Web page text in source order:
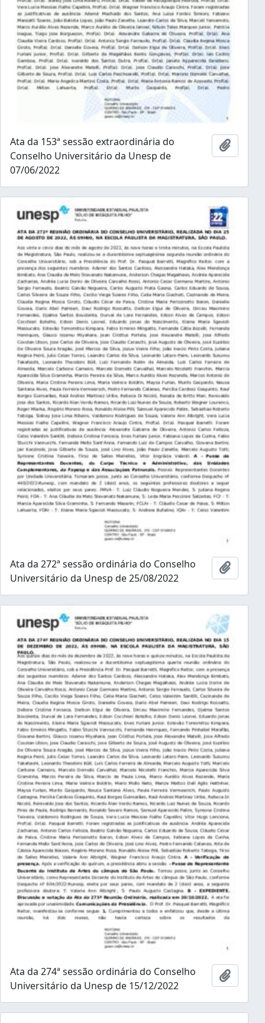
Ata da 153ª sessão extraordinária do
Conselho Universitário da Unesp de
07/06/2022
Ata da 272ª sessão ordinária do Conselho
Universitário da Unesp de 25/08/2022
Ata da 274ª sessão ordinária do Conselho
Universitário da Unesp de 15/12/2022